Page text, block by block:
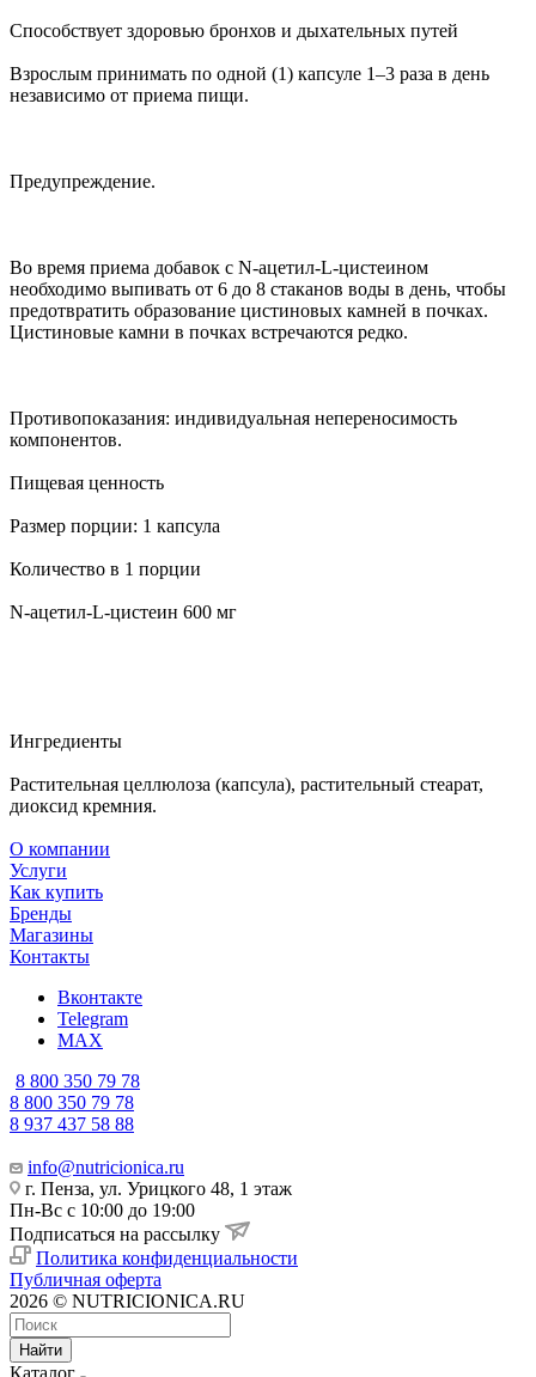
Способствует здоровью бронхов и дыхательных путей
Взрослым принимать по одной (1) капсуле 1–3 раза в день
независимо от приема пищи.
Предупреждение.
Во время приема добавок с N-ацетил-L-цистеином
необходимо выпивать от 6 до 8 стаканов воды в день, чтобы
предотвратить образование цистиновых камней в почках.
Цистиновые камни в почках встречаются редко.
Противопоказания: индивидуальная непереносимость
компонентов.
Пищевая ценность
Размер порции: 1 капсула
Количество в 1 порции
N-ацетил-L-цистеин 600 мг
Ингредиенты
Растительная целлюлоза (капсула), растительный стеарат,
диоксид кремния.
О компании
Услуги
Как купить
Бренды
Магазины
Контакты
Вконтакте
Telegram
MAX
8 800 350 79 78
8 800 350 79 78
8 937 437 58 88
info@nutricionica.ru
г. Пенза, ул. Урицкого 48, 1 этаж
Пн-Вс с 10:00 до 19:00
Подписаться на рассылку
Политика конфиденциальности
Публичная оферта
2026 © NUTRICIONICA.RU
Найти